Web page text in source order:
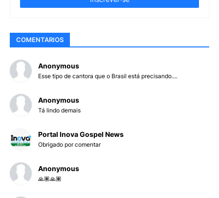
COMENTARIOS
Anonymous
Esse tipo de cantora que o Brasil está precisando....
Anonymous
Tá lindo demais
Portal Inova Gospel News
Obrigado por comentar
Anonymous
🙏🏽🙏🏽